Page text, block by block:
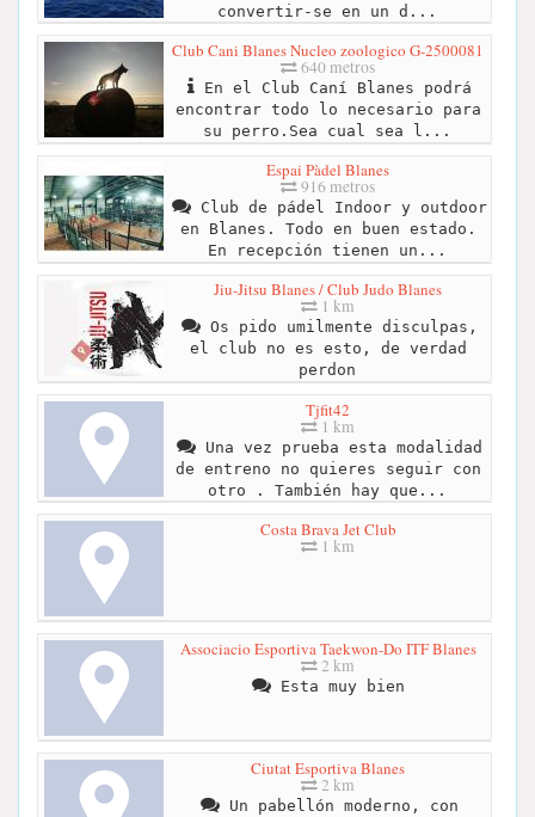
convertir-se en un d...
Club Cani Blanes Nucleo zoologico G-2500081
640 metros
En el Club Caní Blanes podrá
encontrar todo lo necesario para
su perro.Sea cual sea l...
Espai Pàdel Blanes
916 metros
Club de pádel Indoor y outdoor
en Blanes. Todo en buen estado.
En recepción tienen un...
Jiu-Jitsu Blanes / Club Judo Blanes
1 km
Os pido umilmente disculpas,
el club no es esto, de verdad
perdon
Tjfit42
1 km
Una vez prueba esta modalidad
de entreno no quieres seguir con
otro . También hay que...
Costa Brava Jet Club
1 km
Associacio Esportiva Taekwon-Do ITF Blanes
2 km
Esta muy bien
Ciutat Esportiva Blanes
2 km
Un pabellón moderno, con